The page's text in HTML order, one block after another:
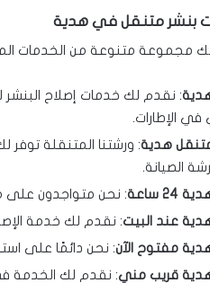
بنشر متنقل في هدية
مجموعة متنوعة من الخدمات
: نقدم لك خدمات إصلاح البنشر
في الإطارات.
هدية: ورشتنا المتنقلة توفر
الصيانة.
ساعة
: نحن متواجدون على مدار 24 ساعة في اليوم، حتى في أيام العطل،
عند البيت: نقدم لك خدمة
مفتوح الآن: نحن دائمًا على
قريب مني: نقدم لك الخدمة